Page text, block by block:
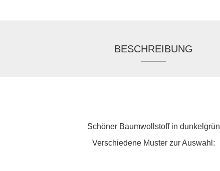
BESCHREIBUNG
Schöner Baumwollstoff in dunkelgrün
Verschiedene Muster zur Auswahl: